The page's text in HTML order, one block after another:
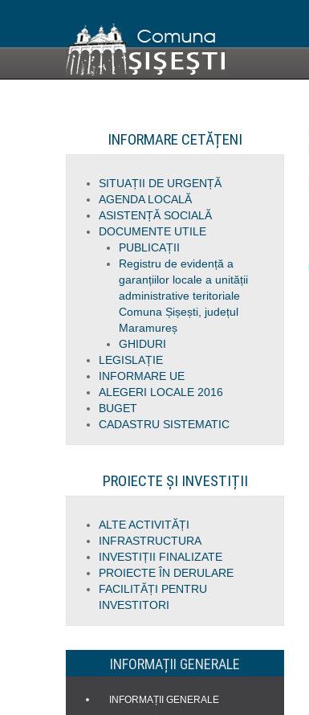
INFORMARE CETĂȚENI
SITUAȚII DE URGENȚĂ
AGENDA LOCALĂ
ASISTENȚĂ SOCIALĂ
DOCUMENTE UTILE
PUBLICAȚII
Registru de evidență a
garanțiilor locale a unității
administrative teritoriale
Comuna Șișești, județul
Maramureș
GHIDURI
LEGISLAȚIE
INFORMARE UE
ALEGERI LOCALE 2016
BUGET
CADASTRU SISTEMATIC
PROIECTE ȘI INVESTIȚII
ALTE ACTIVITĂȚI
INFRASTRUCTURA
INVESTIȚII FINALIZATE
PROIECTE ÎN DERULARE
FACILITĂȚI PENTRU
INVESTITORI
INFORMAȚII GENERALE
INFORMAȚII GENERALE